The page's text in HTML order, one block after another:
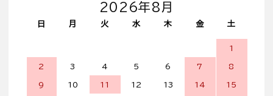
2026年8月
日 月 火 水 木 金 土
1
2 3 4 5 6 7 8
9 10 11 12 13 14 15